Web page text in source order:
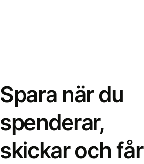
Spara när du
spenderar,
skickar och får